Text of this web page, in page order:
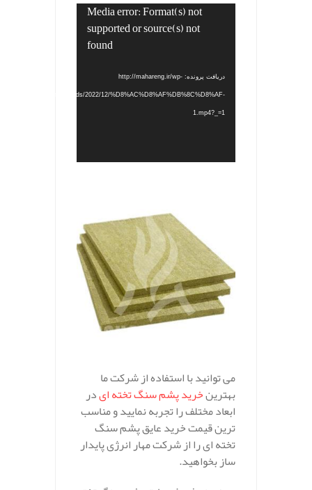
Media error: Format(s) not
supported or source(s) not
found
دریافت پرونده: http://mahareng.ir/wp-
content/uploads/2022/12/%D8%AC%D8%AF%DB%8C%D8%AF-
1.mp4?_=1
می توانید با استفاده از شرکت ما
بهترینخرید پشم سنگ تخته ایدر
ابعاد مختلف را تجربه نمایید و مناسب
ترین قیمت خرید عایق پشم سنگ
تخته ای را از شرکت مهار انرژی پایدار
ساز بخواهید.